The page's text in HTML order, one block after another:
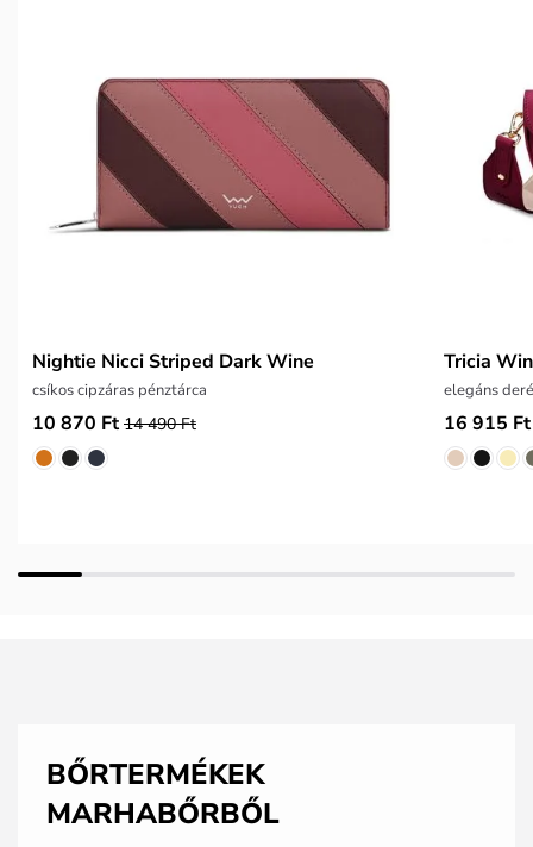
Nightie Nicci Striped Dark Wine
csíkos cipzáras pénztárca
10 870 Ft 14 490 Ft
Tricia
elegáns
16 915 Ft
BŐRTERMÉKEK
MARHABŐRBŐL